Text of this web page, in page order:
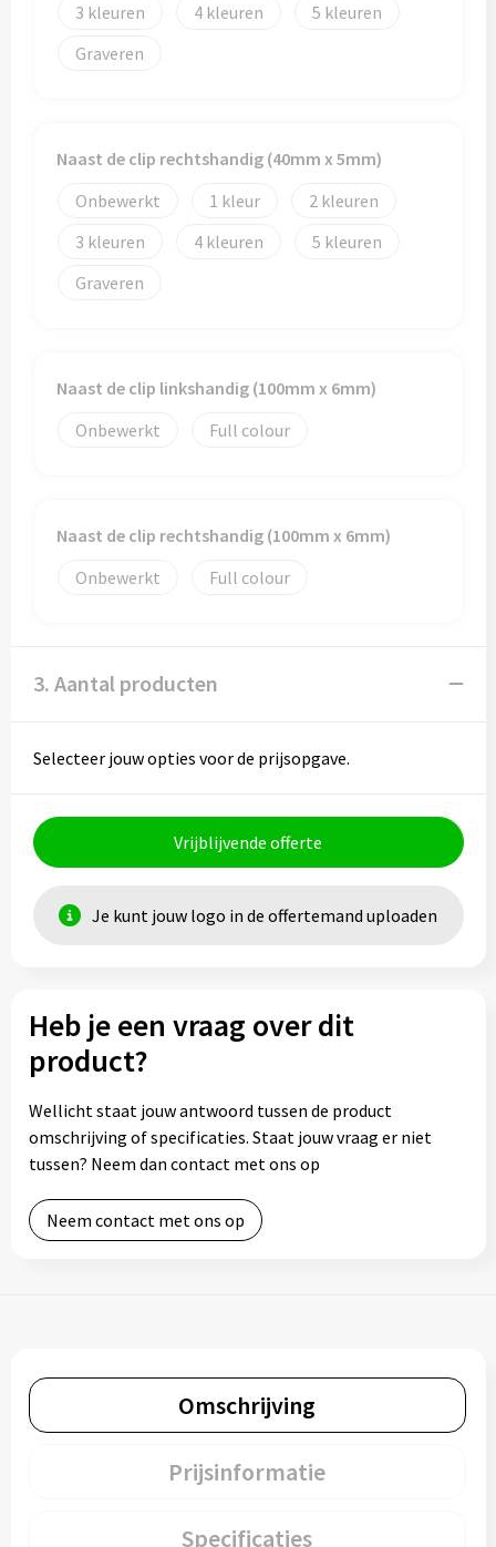
3
4
5
Graveren
Naast de clip rechtshandig (40mm x 5mm)
Onbewerkt
1
2
3
4
5
Graveren
Naast de clip linkshandig (100mm x 6mm)
Onbewerkt
Full colour
Naast de clip rechtshandig (100mm x 6mm)
Onbewerkt
Full colour
3. Aantal producten
Selecteer jouw opties voor de prijsopgave.
Vrijblijvende offerte
Je kunt jouw logo in de offertemand uploaden
Heb je een vraag over dit
product?
Wellicht staat jouw antwoord tussen de product
omschrijving of specificaties. Staat jouw vraag er niet
tussen? Neem dan contact met ons op
Neem contact met ons op
Omschrijving
Prijsinformatie
Specificaties